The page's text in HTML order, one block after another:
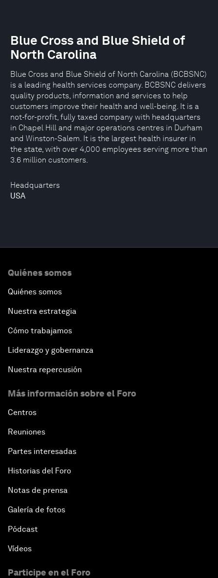
Headquarters
USA
Blue Cross and Blue Shield of
North Carolina
Blue Cross and Blue Shield of North Carolina (BCBSNC)
is a leading health services company. BCBSNC delivers
quality products, information and services to help
customers improve their health and well-being. It is a
not-for-profit, fully taxed company with headquarters
in Chapel Hill and major operations centres in Durham
and Winston-Salem. It is the largest health insurer in
the state, with over 4,000 employees serving more than
3.6 million customers.
Quiénes somos
Quiénes somos
Nuestra estrategia
Cómo trabajamos
Liderazgo y gobernanza
Nuestra repercusión
Más información sobre el Foro
Centros
Reuniones
Partes interesadas
Historias del Foro
Notas de prensa
Galería de fotos
Pódcast
Vídeos
Participe en el Foro